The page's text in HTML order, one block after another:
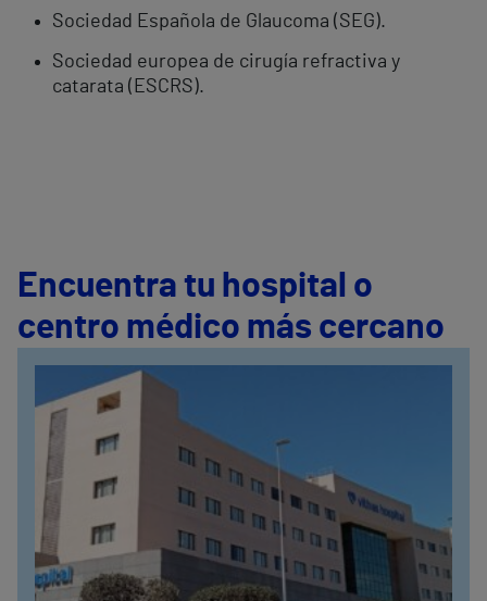
Sociedad Española de Glaucoma (SEG).
Sociedad europea de cirugía refractiva y
catarata (ESCRS).
Encuentra tu hospital o
centro médico más cercano